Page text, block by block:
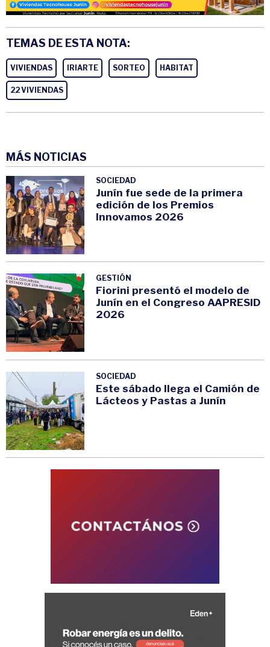
TEMAS DE ESTA NOTA:
VIVIENDAS IRIARTE SORTEO HABITAT
22 VIVIENDAS
MÁS NOTICIAS
SOCIEDAD
Junín fue sede de la primera
edición de los Premios
Innovamos 2026
GESTIÓN
Fiorini presentó el modelo de
Junín en el Congreso AAPRESID
2026
SOCIEDAD
Este sábado llega el Camión de
Lácteos y Pastas a Junín